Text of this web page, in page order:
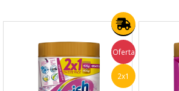
Oferta
2x1